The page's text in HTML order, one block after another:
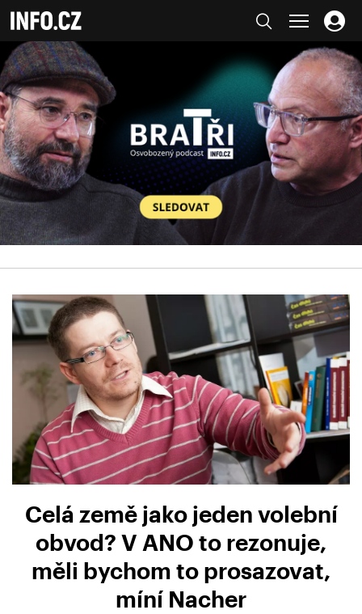
Celá země jako jeden volební
obvod? V ANO to rezonuje,
měli bychom to prosazovat,
míní Nacher